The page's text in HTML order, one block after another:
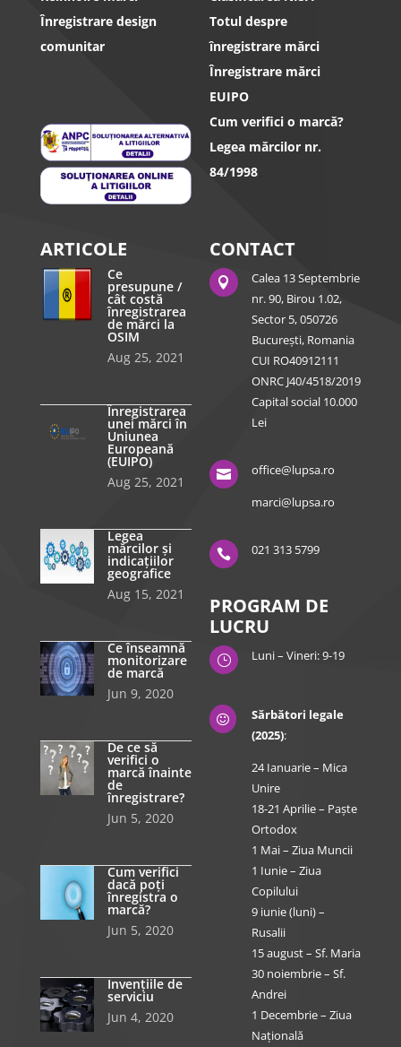
Înregistrare design
comunitar
Totul despre
înregistrare mărci
Înregistrare mărci
EUIPO
Cum verifici o marcă?
Legea mărcilor nr.
84/1998
ARTICOLE
Ce
presupune /
cât costă
înregistrarea
de mărci la
OSIM
Aug 25, 2021
Înregistrarea
unei mărci în
Uniunea
Europeană
(EUIPO)
Aug 25, 2021
Legea
mărcilor și
indicațiilor
geografice
Aug 15, 2021
Ce înseamnă
monitorizare
de marcă
Jun 9, 2020
De ce să
verifici o
marcă înainte
de
înregistrare?
Jun 5, 2020
Cum verifici
dacă poți
înregistra o
marcă?
Jun 5, 2020
Invențiile de
serviciu
Jun 4, 2020
CONTACT

Calea 13 Septembrie
nr. 90, Birou 1.02,
Sector 5, 050726
București, Romania
CUI RO40912111
ONRC J40/4518/2019
Capital social 10.000
Lei

office@lupsa.ro
marci@lupsa.ro
 021 313 5799
PROGRAM DE
LUCRU
} Luni – Vineri: 9-19

Sărbători legale
(2025):
24 Ianuarie – Mica
Unire
18-21 Aprilie – Paște
Ortodox
1 Mai – Ziua Muncii
1 Iunie – Ziua
Copilului
9 iunie (luni) –
Rusalii
15 august – Sf. Maria
30 noiembrie – Sf.
Andrei
1 Decembrie – Ziua
Națională